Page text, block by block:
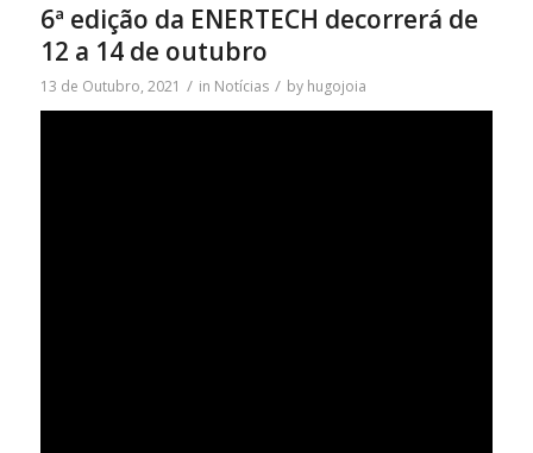
6ª edição da ENERTECH decorrerá de
12 a 14 de outubro
13 de Outubro, 2021 / in Notícias / by hugojoia